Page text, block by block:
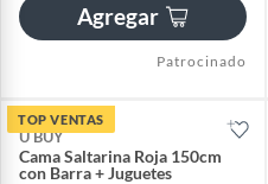
Agregar
Patrocinado
TOP VENTAS
U BUY
Cama Saltarina Roja 150cm
con Barra + Juguetes